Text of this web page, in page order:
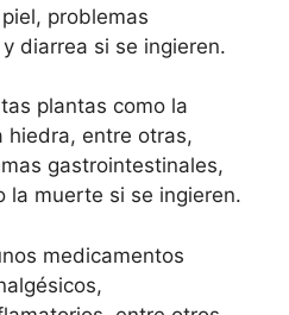
problemas
diarrea si se ingieren.
plantas como la
hiedra, entre otras,
gastrointestinales,
la muerte si se ingieren.
medicamentos